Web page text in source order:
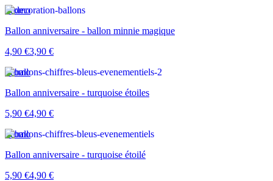
Promo
Ballon anniversaire - ballon minnie magique
4,90 €3,90 €
Promo
Ballon anniversaire - turquoise étoiles
5,90 €4,90 €
Promo
Ballon anniversaire - turquoise étoilé
5,90 €4,90 €